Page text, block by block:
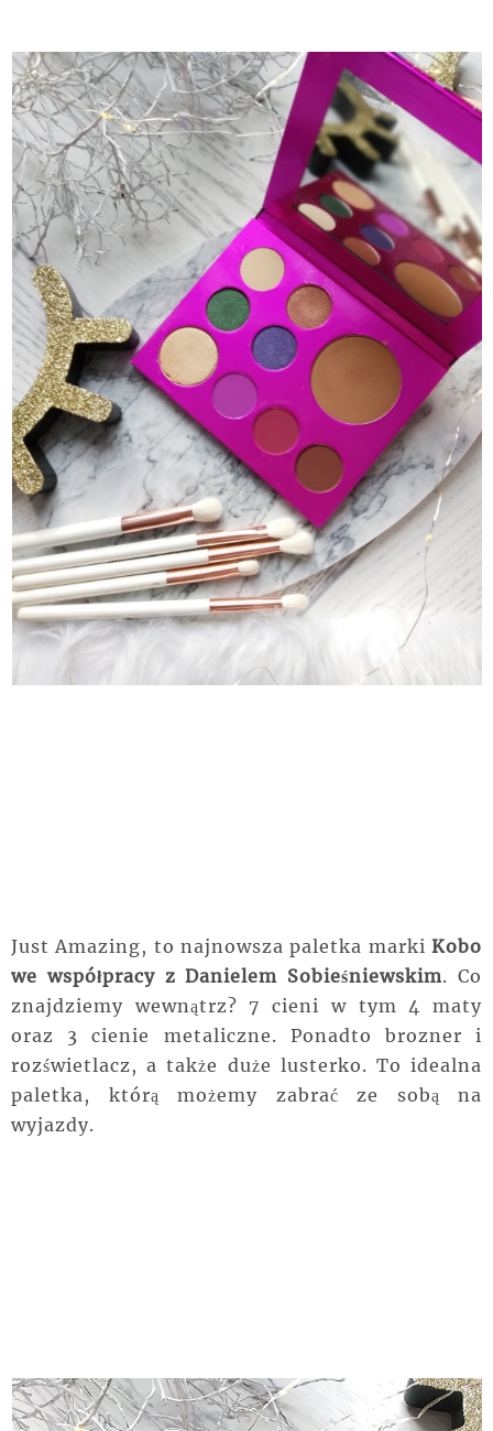
Just Amazing, to najnowsza paletka marki Kobo
we współpracy z Danielem Sobieśniewskim. Co
znajdziemy wewnątrz? 7 cieni w tym 4 maty
oraz 3 cienie metaliczne. Ponadto brozner i
rozświetlacz, a także duże lusterko. To idealna
paletka, którą możemy zabrać ze sobą na
wyjazdy.